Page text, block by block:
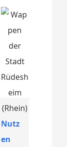
Nutz
en